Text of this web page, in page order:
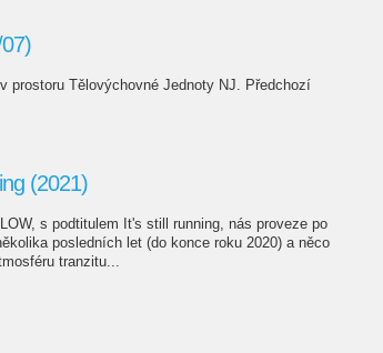
prostoru Tělovýchovné Jednoty NJ. Předchozí
(2021)
s podtitulem It's still running, nás proveze po
posledních let (do konce roku 2020) a něco
tranzitu...